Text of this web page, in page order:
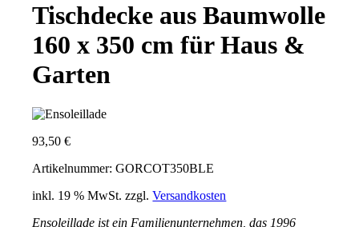
Tischdecke aus Baumwolle
160 x 350 cm für Haus &
Garten
93,50€
Artikelnummer: GORCOT350BLE
inkl. 19 % MwSt. zzgl.Versandkosten
Ensoleillade ist ein Familienunternehmen, das 1996